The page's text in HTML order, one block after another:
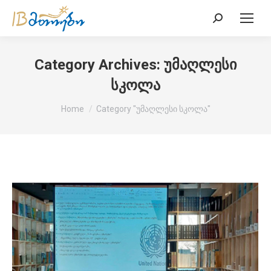
Search:
Category Archives: უმაღლესი
სკოლა
You are here:
Home Category "უმაღლესი სკოლა"